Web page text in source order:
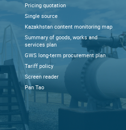
Pricing quotation
Single source
Kazakhstan content monitoring map
Summary of goods, works and
services plan
GWS long-term procurement plan
Tariff policy
Screen reader
Pan Tao